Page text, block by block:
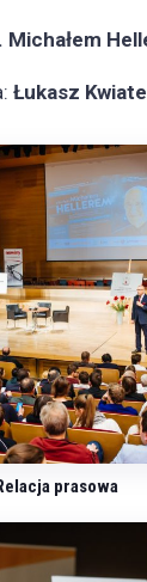
Michałem
Łukasz
prasowa